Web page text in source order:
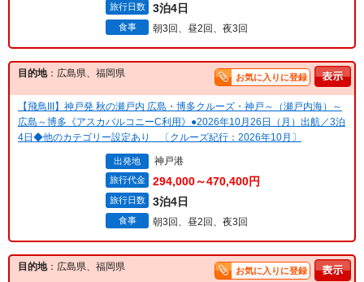
旅行日数 3泊4日
食事 朝3回、昼2回、夜3回
目的地：広島県、福岡県 お気に入りに登録
【飛鳥III】神戸発 秋の瀬戸内 広島・博多クルーズ・神戸～（瀬戸内海）～
広島～博多《アスカバルコニーC利用》●2026年10月26日（月）出航／3泊
4日◆他のカテゴリー設定あり 〔クルーズ紀行：2026年10月〕
出発地 神戸港
旅行代金 294,000～470,400円
旅行日数 3泊4日
食事 朝3回、昼2回、夜3回
目的地：広島県、福岡県 お気に入りに登録